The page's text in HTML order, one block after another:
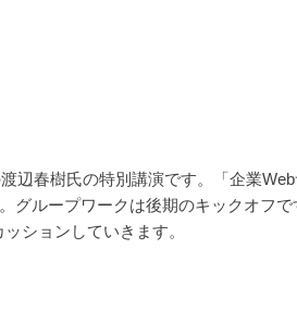
春樹氏の特別講演です。「企業Web
グループワークは後期のキックオフ
ションしていきます。